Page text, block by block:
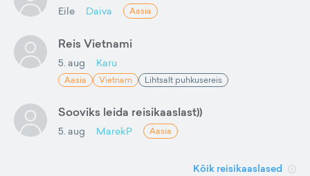
Eile Daiva Aasia
Reis Vietnami
5. aug Karu
Aasia Vietnam Lihtsalt puhkusereis
Sooviks leida reisikaaslast))
5. aug MarekP Aasia
Kõik reisikaaslased